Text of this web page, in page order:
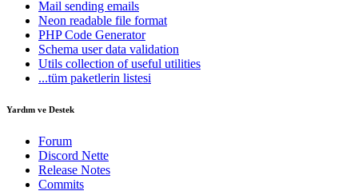
Mail sending emails
Neon readable file format
PHP Code Generator
Schema user data validation
Utils collection of useful utilities
...tüm paketlerin listesi
Yardım ve Destek
Forum
Discord Nette
Release Notes
Commits